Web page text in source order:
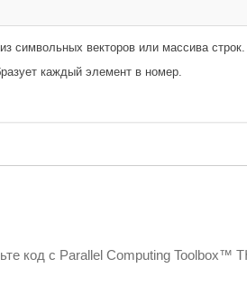
символьных векторов или массива строк.
каждый элемент в номер.
код с Parallel Computing Toolbox™